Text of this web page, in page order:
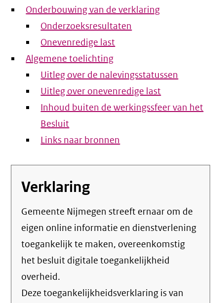
Onderbouwing van de verklaring
Onderzoeksresultaten
Onevenredige last
Algemene toelichting
Uitleg over de nalevingsstatussen
Uitleg over onevenredige last
Inhoud buiten de werkingssfeer van het
Besluit
Links naar bronnen
Verklaring
Gemeente Nijmegen streeft ernaar om de
eigen online informatie en dienstverlening
toegankelijk te maken, overeenkomstig
het besluit digitale toegankelijkheid
overheid.
Deze toegankelijkheidsverklaring is van